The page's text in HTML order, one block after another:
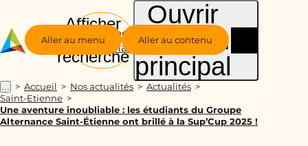
Aller au menu Aller au contenu
Groupe
Alternance
Afficher
la
recherche
Ouvrir
le menu
principal
... Accueil Nos actualités
Actualités
Saint-Etienne
Une aventure inoubliable : les étudiants du Groupe
Alternance Saint-Étienne ont brillé à la Sup’Cup 2025 !